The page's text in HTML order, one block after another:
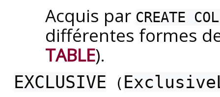
Acquis par CREATE
différentes formes
TABLE).
EXCLUSIVE (